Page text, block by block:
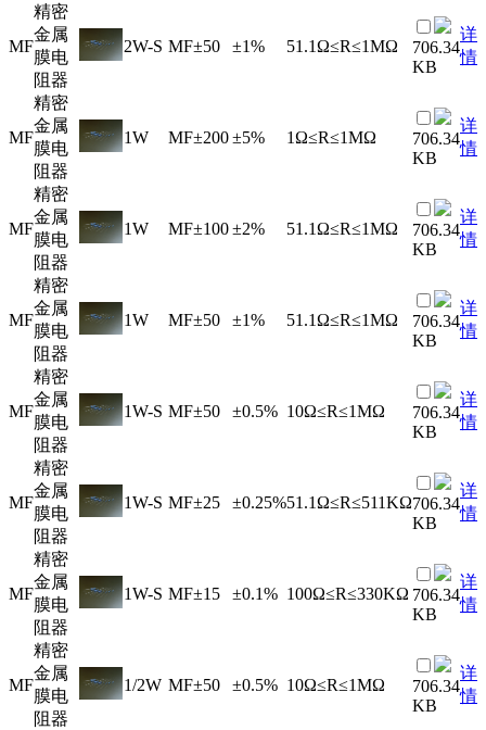
MF
精密
金属
膜电
阻器
2W-S MF±50 ±1% 51.1Ω≤R≤1MΩ
706.34
KB
详
情
MF
精密
金属
膜电
阻器
1W MF±200±5% 1Ω≤R≤1MΩ
706.34
KB
详
情
MF
精密
金属
膜电
阻器
1W MF±100±2% 51.1Ω≤R≤1MΩ
706.34
KB
详
情
MF
精密
金属
膜电
阻器
1W MF±50 ±1% 51.1Ω≤R≤1MΩ
706.34
KB
详
情
MF
精密
金属
膜电
阻器
1W-S MF±50 ±0.5% 10Ω≤R≤1MΩ
706.34
KB
详
情
MF
精密
金属
膜电
阻器
1W-S MF±25 ±0.25%51.1Ω≤R≤511KΩ706.34
KB
详
情
MF
精密
金属
膜电
阻器
1W-S MF±15 ±0.1% 100Ω≤R≤330KΩ 706.34
KB
详
情
MF
精密
金属
膜电
阻器
1/2W MF±50 ±0.5% 10Ω≤R≤1MΩ
706.34
KB
详
情